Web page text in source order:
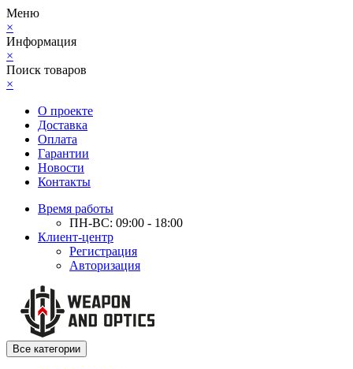
Меню
×
Информация
×
Поиск товаров
×
О проекте
Доставка
Оплата
Гарантии
Новости
Контакты
Время работы
ПН-ВС: 09:00 - 18:00
Клиент-центр
Регистрация
Авторизация
Все категории